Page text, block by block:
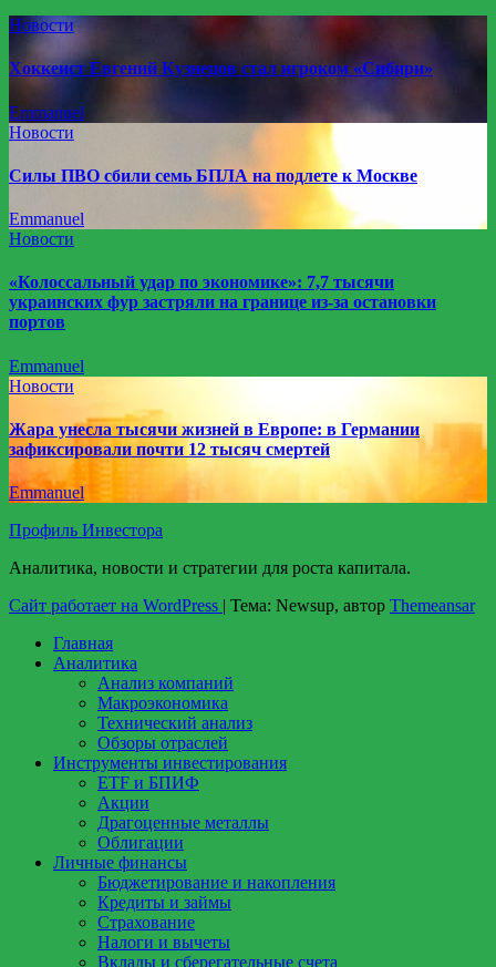
Новости
Хоккеист Евгений Кузнецов стал игроком «Сибири»
Emmanuel
Новости
Силы ПВО сбили семь БПЛА на подлете к Москве
Emmanuel
Новости
«Колоссальный удар по экономике»: 7,7 тысячи
украинских фур застряли на границе из-за остановки
портов
Emmanuel
Новости
Жара унесла тысячи жизней в Европе: в Германии
зафиксировали почти 12 тысяч смертей
Emmanuel
Профиль Инвестора
Аналитика, новости и стратегии для роста капитала.
Сайт работает на WordPress | Тема: Newsup, автор Themeansar
Главная
Аналитика
Анализ компаний
Макроэкономика
Технический анализ
Обзоры отраслей
Инструменты инвестирования
ETF и БПИФ
Акции
Драгоценные металлы
Облигации
Личные финансы
Бюджетирование и накопления
Кредиты и займы
Страхование
Налоги и вычеты
Вклады и сберегательные счета